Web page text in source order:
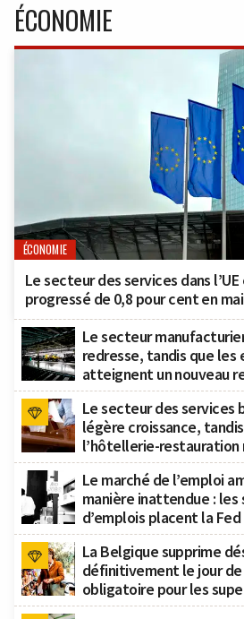
ÉCONOMIE
ÉCONOMIE
Le secteur des services dans
progressé de 0,8 pour cent en
Le secteur
redresse, tandis que
atteignent un nouveau
Le secteur des services
légère croissance,
l’hôtellerie-
Le marché de l’emploi
manière inattendue : les
d’emplois placent la
La Belgique supprime
définitivement le jour
obligatoire pour les